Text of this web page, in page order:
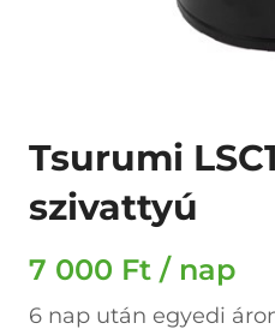
Tsurumi
szivattyú
7 000 Ft / nap
6 nap után egyedi